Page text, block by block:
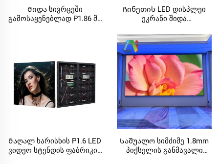
Შიდა სივრცეში
გამოსაყენებლად P1.86 მმ
დასაყენებლად
Ჩინეთის LED დისპლეი
ეკრანი შიდა
Ultra-Thin დისპლეი ეკრანი
კონფერენციის აულა &
ტაძარის LED ვიდეო
ციფრული სიგნაჟი
Მაღალ ხარისხის P1.6 LED
ვიდეო სტენდის ფაბრიკის
Საშუალო სიმძიმე 1.8mm
პიქსელის განმავალი